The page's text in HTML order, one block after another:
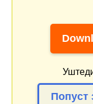
Попуст